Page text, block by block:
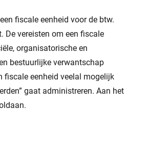
fiscale eenheid voor de btw.
De vereisten om een fiscale
organisatorische en
bestuurlijke verwantschap
fiscale eenheid veelal mogelijk
gaat administreren. Aan het